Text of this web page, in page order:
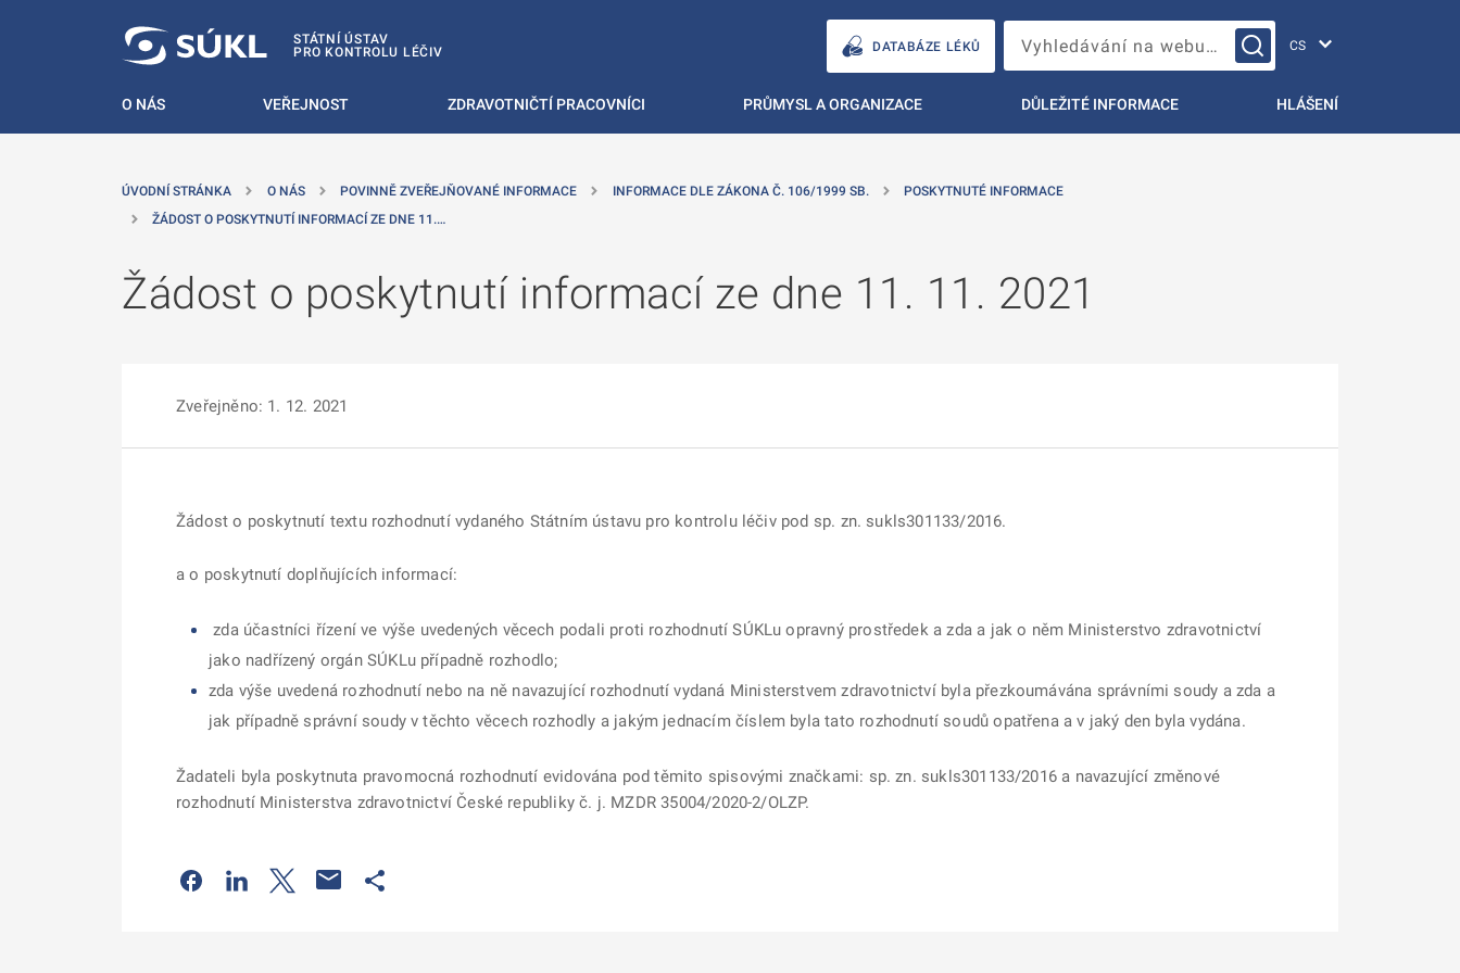
STÁTNÍ ÚSTAV
PRO KONTROLU LÉČIV
DATABÁZE LÉKŮ Vyhledávání na webu…
O NÁS VEŘEJNOST ZDRAVOTNIČTÍ PRACOVNÍCI PRŮMYSL A ORGANIZACE DŮLEŽITÉ INFORMACE HLÁŠENÍ
ÚVODNÍ STRÁNKA O NÁS POVINNĚ ZVEŘEJŇOVANÉ INFORMACE INFORMACE DLE ZÁKONA Č. 106/1999 SB.
POSKYTNUTÉ INFORMACE
ŽÁDOST O POSKYTNUTÍ INFORMACÍ ZE DNE 11.…
Žádost o poskytnutí informací ze dne 11. 11. 2021
Zveřejněno: 1. 12. 2021
Žádost o poskytnutí textu rozhodnutí vydaného Státním ústavu pro kontrolu léčiv pod sp. zn. sukls301133/2016.
a o poskytnutí doplňujících informací:
zda účastníci řízení ve výše uvedených věcech podali proti rozhodnutí SÚKLu opravný prostředek a zda a jak o něm Ministerstvo zdravotnictví
jako nadřízený orgán SÚKLu případně rozhodlo;
zda výše uvedená rozhodnutí nebo na ně navazující rozhodnutí vydaná Ministerstvem zdravotnictví byla přezkoumávána správními soudy a zda a
jak případně správní soudy v těchto věcech rozhodly a jakým jednacím číslem byla tato rozhodnutí soudů opatřena a v jaký den byla vydána.
Žadateli byla poskytnuta pravomocná rozhodnutí evidována pod těmito spisovými značkami: sp. zn. sukls301133/2016 a navazující změnové
rozhodnutí Ministerstva zdravotnictví České republiky č. j. MZDR 35004/2020-2/OLZP.
Odkaz se otevře na nové kartě
Odkaz se otevře na nové kartě
Odkaz se otevře na nové kartě